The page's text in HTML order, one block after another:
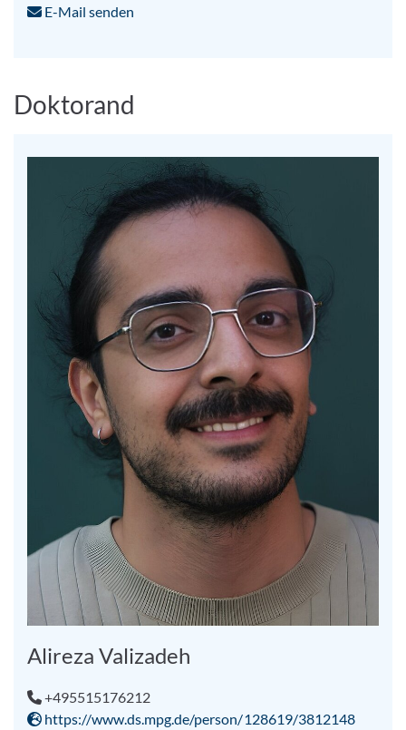
E-Mail senden
Doktorand
Alireza Valizadeh
+495515176212
https://www.ds.mpg.de/person/128619/3812148